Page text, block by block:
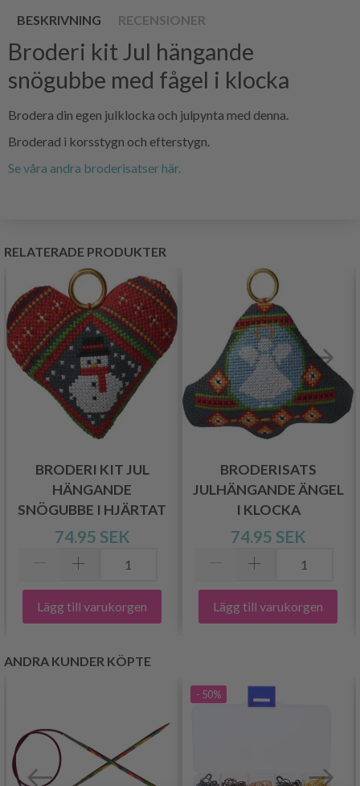
BESKRIVNING RECENSIONER
Broderi kit Jul hängande
snögubbe med fågel i klocka
Brodera din egen julklocka och julpynta med denna.
Broderad i korsstygn och efterstygn.
Se våra andra broderisatser här.
RELATERADE PRODUKTER
BRODERI KIT JUL
HÄNGANDE
SNÖGUBBE I HJÄRTAT
74.95 SEK
Lägg till varukorgen
BRODERISATS
JULHÄNGANDE ÄNGEL
I KLOCKA
74.95 SEK
Lägg till varukorgen
ANDRA KUNDER KÖPTE
- 50%